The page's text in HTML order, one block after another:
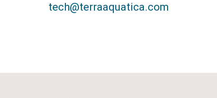
tech@terraaquatica.com